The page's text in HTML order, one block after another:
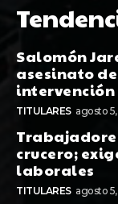
Salomón
asesinato
intervención
TITULARES agosto
crucero;
laborales
TITULARES agosto